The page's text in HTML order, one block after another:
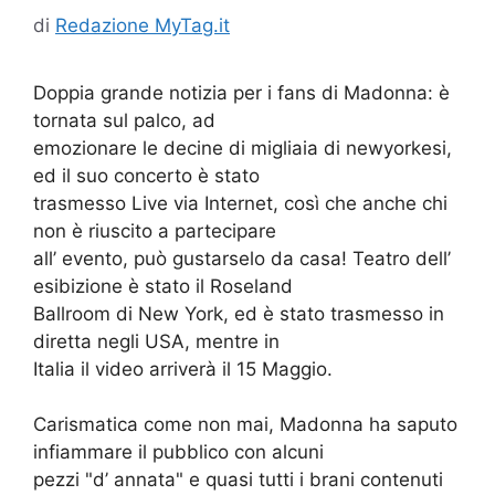
di Redazione MyTag.it
Doppia grande notizia per i fans di Madonna: è
tornata sul palco, ad
emozionare le decine di migliaia di newyorkesi,
ed il suo concerto è stato
trasmesso Live via Internet, così che anche chi
non è riuscito a partecipare
all’ evento, può gustarselo da casa! Teatro dell’
esibizione è stato il Roseland
Ballroom di New York, ed è stato trasmesso in
diretta negli USA, mentre in
Italia il video arriverà il 15 Maggio.
Carismatica come non mai, Madonna ha saputo
infiammare il pubblico con alcuni
pezzi "d’ annata" e quasi tutti i brani contenuti